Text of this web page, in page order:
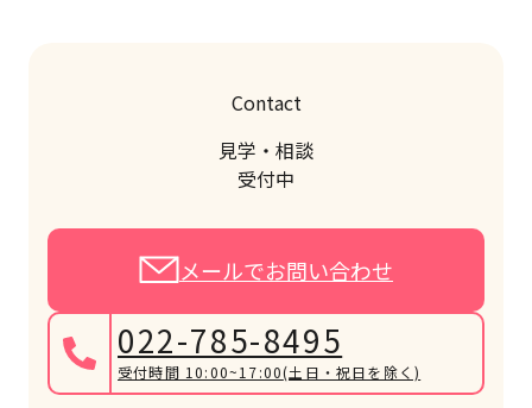
Contact
見学・相談
受付中
メールでお問い合わせ
022-785-8495
受付時間 10:00~17:00(土日・祝日を除く)